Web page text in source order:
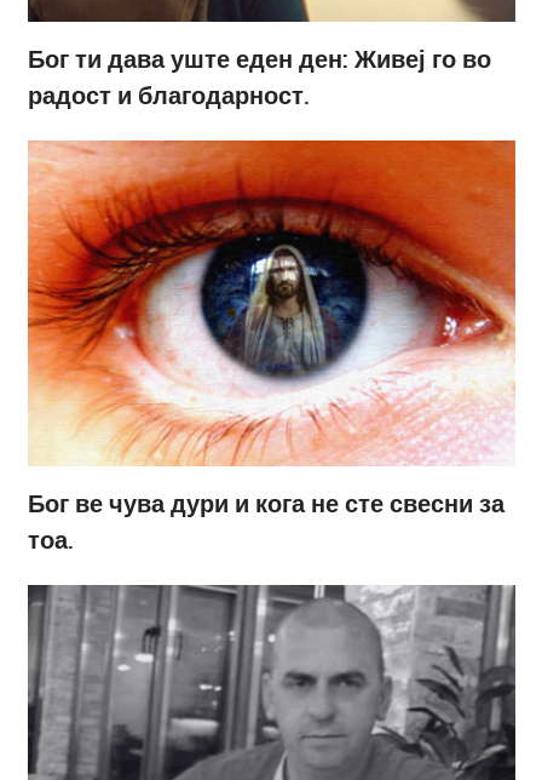
Бог ти дава уште еден ден: Живеј го во
радост и благодарност.
Бог ве чува дури и кога не сте свесни за
тоа.